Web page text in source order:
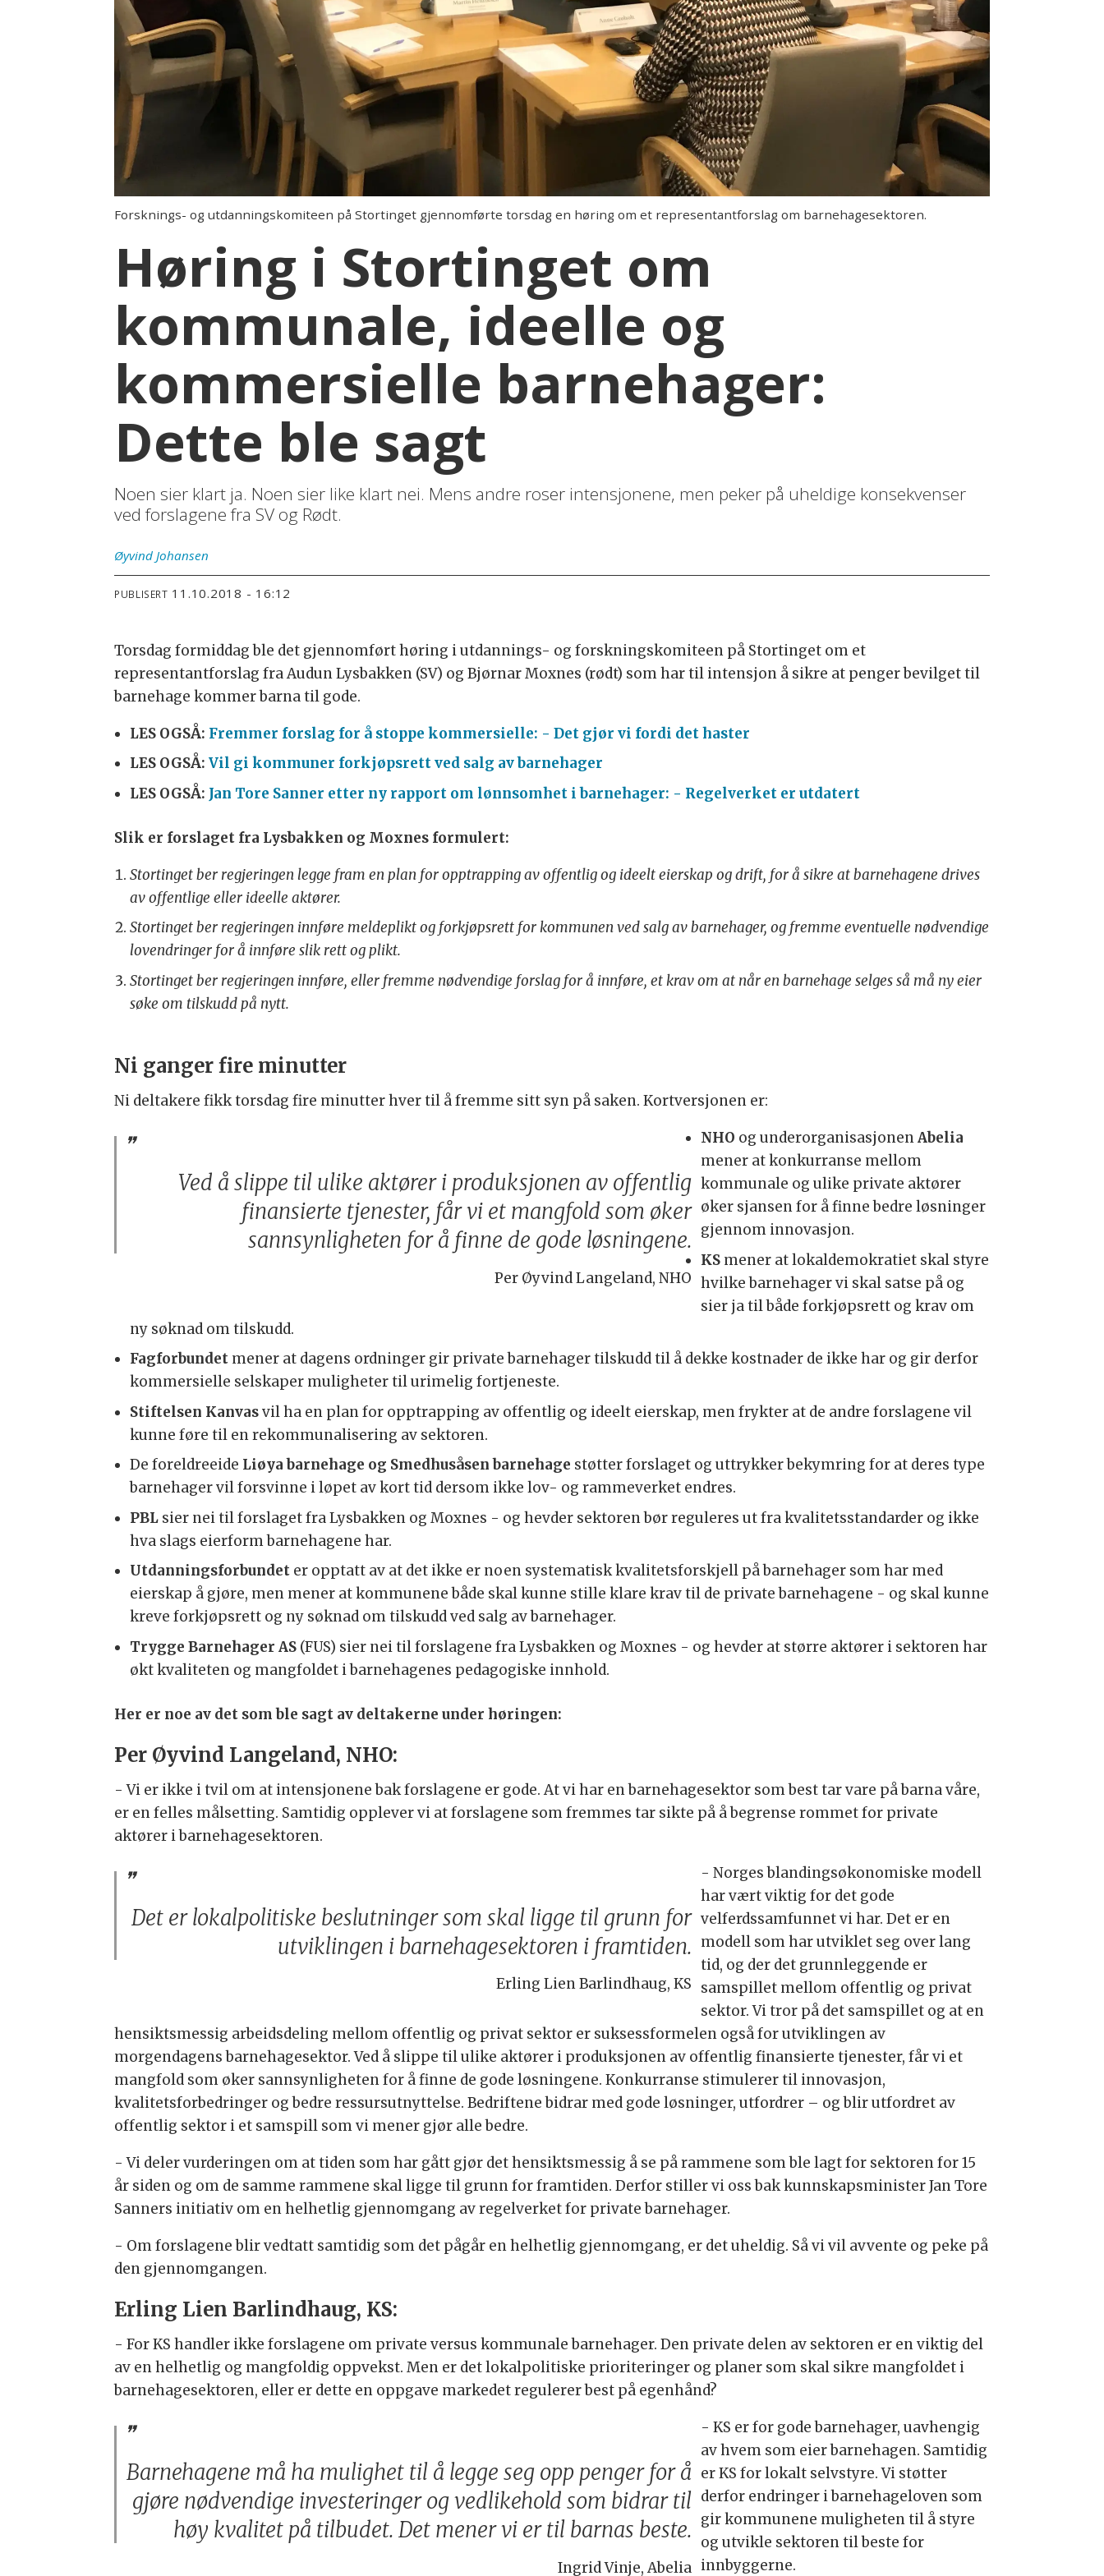
Forsknings- og utdanningskomiteen på Stortinget gjennomførte torsdag en høring om et representantforslag om barnehagesektoren.
Høring i Stortinget om
kommunale, ideelle og
kommersielle barnehager:
Dette ble sagt
Noen sier klart ja. Noen sier like klart nei. Mens andre roser intensjonene, men peker på uheldige konsekvenser
ved forslagene fra SV og Rødt.
Øyvind Johansen
PUBLISERT 11.10.2018 - 16:12
Torsdag formiddag ble det gjennomført høring i utdannings- og forskningskomiteen på Stortinget om et
representantforslag fra Audun Lysbakken (SV) og Bjørnar Moxnes (rødt) som har til intensjon å sikre at penger bevilget til
barnehage kommer barna til gode.
LES OGSÅ: Fremmer forslag for å stoppe kommersielle: - Det gjør vi fordi det haster
LES OGSÅ:Vil gi kommuner forkjøpsrett ved salg av barnehager
LES OGSÅ: Jan Tore Sanner etter ny rapport om lønnsomhet i barnehager: - Regelverket er utdatert
Slik er forslaget fra Lysbakken og Moxnes formulert:
Stortinget ber regjeringen legge fram en plan for opptrapping av offentlig og ideelt eierskap og drift, for å sikre at barnehagene drives
av offentlige eller ideelle aktører.
Stortinget ber regjeringen innføre meldeplikt og forkjøpsrett for kommunen ved salg av barnehager, og fremme eventuelle nødvendige
lovendringer for å innføre slik rett og plikt.
Stortinget ber regjeringen innføre, eller fremme nødvendige forslag for å innføre, et krav om at når en barnehage selges så må ny eier
søke om tilskudd på nytt.
Ni ganger fire minutter
Ni deltakere fikk torsdag fire minutter hver til å fremme sitt syn på saken. Kortversjonen er:
Ved å slippe til ulike aktører i produksjonen av offentlig
finansierte tjenester, får vi et mangfold som øker
sannsynligheten for å finne de gode løsningene.
Per Øyvind Langeland, NHO
NHO og underorganisasjonenAbelia
mener at konkurranse mellom
kommunale og ulike private aktører
øker sjansen for å finne bedre løsninger
gjennom innovasjon.
KS mener at lokaldemokratiet skal styre
hvilke barnehager vi skal satse på og
sier ja til både forkjøpsrett og krav om
ny søknad om tilskudd.
Fagforbundet mener at dagens ordninger gir private barnehager tilskudd til å dekke kostnader de ikke har og gir derfor
kommersielle selskaper muligheter til urimelig fortjeneste.
Stiftelsen Kanvasvil ha en plan for opptrapping av offentlig og ideelt eierskap, men frykter at de andre forslagene vil
kunne føre til en rekommunalisering av sektoren.
De foreldreeide Liøya barnehage og Smedhusåsen barnehage støtter forslaget og uttrykker bekymring for at deres type
barnehager vil forsvinne i løpet av kort tid dersom ikke lov- og rammeverket endres.
PBL sier nei til forslaget fra Lysbakken og Moxnes - og hevder sektoren bør reguleres ut fra kvalitetsstandarder og ikke
hva slags eierform barnehagene har.
Utdanningsforbundet er opptatt av at det ikke er noen systematisk kvalitetsforskjell på barnehager som har med
eierskap å gjøre, men mener at kommunene både skal kunne stille klare krav til de private barnehagene - og skal kunne
kreve forkjøpsrett og ny søknad om tilskudd ved salg av barnehager.
Trygge Barnehager AS (FUS) sier nei til forslagene fra Lysbakken og Moxnes - og hevder at større aktører i sektoren har
økt kvaliteten og mangfoldet i barnehagenes pedagogiske innhold.
Her er noe av det som ble sagt av deltakerne under høringen:
Per Øyvind Langeland, NHO:
- Vi er ikke i tvil om at intensjonene bak forslagene er gode. At vi har en barnehagesektor som best tar vare på barna våre,
er en felles målsetting. Samtidig opplever vi at forslagene som fremmes tar sikte på å begrense rommet for private
aktører i barnehagesektoren.
Det er lokalpolitiske beslutninger som skal ligge til grunn for
utviklingen i barnehagesektoren i framtiden.
Erling Lien Barlindhaug, KS
- Norges blandingsøkonomiske modell
har vært viktig for det gode
velferdssamfunnet vi har. Det er en
modell som har utviklet seg over lang
tid, og der det grunnleggende er
samspillet mellom offentlig og privat
sektor. Vi tror på det samspillet og at en
hensiktsmessig arbeidsdeling mellom offentlig og privat sektor er suksessformelen også for utviklingen av
morgendagens barnehagesektor. Ved å slippe til ulike aktører i produksjonen av offentlig finansierte tjenester, får vi et
mangfold som øker sannsynligheten for å finne de gode løsningene. Konkurranse stimulerer til innovasjon,
kvalitetsforbedringer og bedre ressursutnyttelse. Bedriftene bidrar med gode løsninger, utfordrer – og blir utfordret av
offentlig sektor i et samspill som vi mener gjør alle bedre.
- Vi deler vurderingen om at tiden som har gått gjør det hensiktsmessig å se på rammene som ble lagt for sektoren for 15
år siden og om de samme rammene skal ligge til grunn for framtiden. Derfor stiller vi oss bak kunnskapsminister Jan Tore
Sanners initiativ om en helhetlig gjennomgang av regelverket for private barnehager.
- Om forslagene blir vedtatt samtidig som det pågår en helhetlig gjennomgang, er det uheldig. Så vi vil avvente og peke på
den gjennomgangen.
Erling Lien Barlindhaug, KS:
- For KS handler ikke forslagene om private versus kommunale barnehager. Den private delen av sektoren er en viktig del
av en helhetlig og mangfoldig oppvekst. Men er det lokalpolitiske prioriteringer og planer som skal sikre mangfoldet i
barnehagesektoren, eller er dette en oppgave markedet regulerer best på egenhånd?
Barnehagene må ha mulighet til å legge seg opp penger for å
gjøre nødvendige investeringer og vedlikehold som bidrar til
høy kvalitet på tilbudet. Det mener vi er til barnas beste.
Ingrid Vinje, Abelia
- KS er for gode barnehager, uavhengig
av hvem som eier barnehagen. Samtidig
er KS for lokalt selvstyre. Vi støtter
derfor endringer i barnehageloven som
gir kommunene muligheten til å styre
og utvikle sektoren til beste for
innbyggerne.